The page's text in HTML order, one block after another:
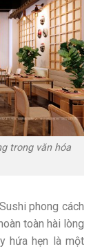
trong văn hóa
phong cách
toàn hài lòng
hứa hẹn là một